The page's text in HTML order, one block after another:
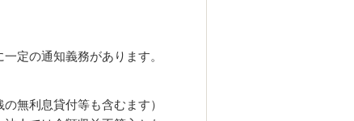
定の通知義務があります。
無利息貸付等も含むます）